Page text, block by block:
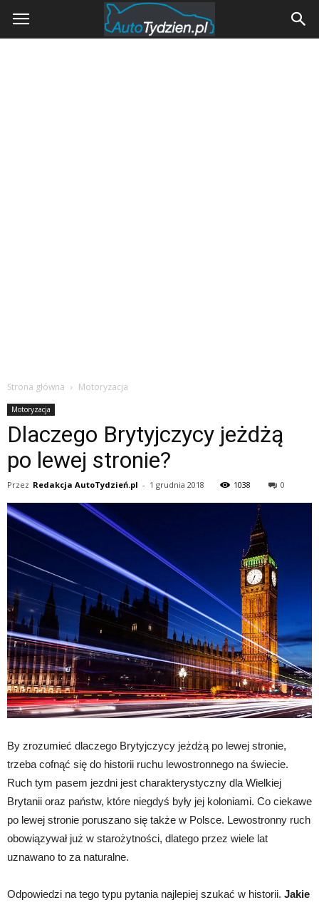
AutoTydzien.pl
Strona główna Motoryzacja
Motoryzacja
Dlaczego Brytyjczycy jeżdżą
po lewej stronie?
Przez Redakcja AutoTydzień.pl - 1 grudnia 2018 1038 0
By zrozumieć dlaczego Brytyjczycy jeżdżą po lewej stronie,
trzeba cofnąć się do historii ruchu lewostronnego na świecie.
Ruch tym pasem jezdni jest charakterystyczny dla Wielkiej
Brytanii oraz państw, które niegdyś były jej koloniami. Co ciekawe
po lewej stronie poruszano się także w Polsce. Lewostronny ruch
obowiązywał już w starożytności, dlatego przez wiele lat
uznawano to za naturalne.
Odpowiedzi na tego typu pytania najlepiej szukać w historii. Jakie